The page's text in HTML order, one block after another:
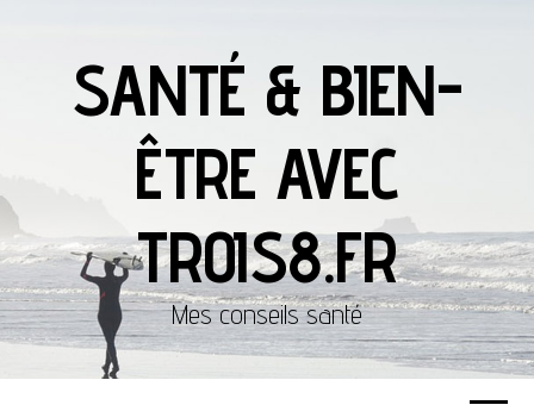
SANTÉ & BIEN-
ÊTRE AVEC
TROIS8.FR
Mes conseils santé